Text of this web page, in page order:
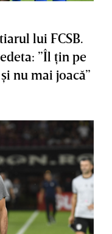
lui FCSB.
”Îl ţin pe
nu mai joacă”